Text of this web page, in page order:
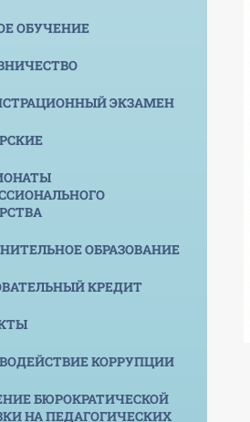
ОБУЧЕНИЕ
ЭКЗАМЕН
ОБРАЗОВАНИЕ
КРЕДИТ
КОРРУПЦИИ
БЮРОКРАТИЧЕСКОЙ
НА ПЕДАГОГИЧЕСКИХ